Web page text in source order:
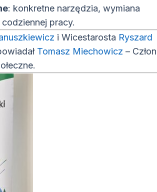
: konkretne narzędzia, wymiana
pracy.
(otwiera się w nowym
i Wicestarosta Ryszard
Tomasz Miechowicz –